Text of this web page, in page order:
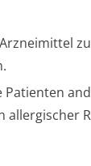
allergischer